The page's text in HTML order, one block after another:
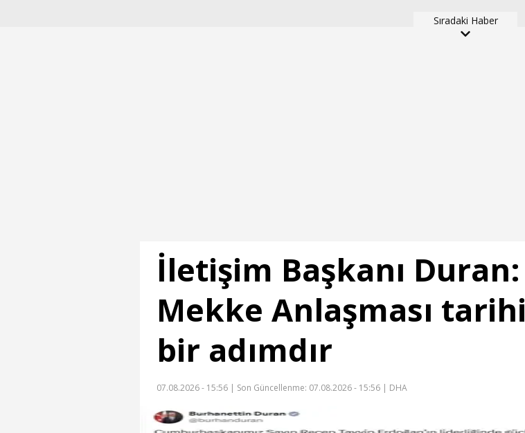
Sıradaki Haber
İletişim Başkanı Duran:
Mekke Anlaşması tarihi
bir adımdır
07.08.2026 - 15:56 | Son Güncellenme: 07.08.2026 - 15:56 | DHA